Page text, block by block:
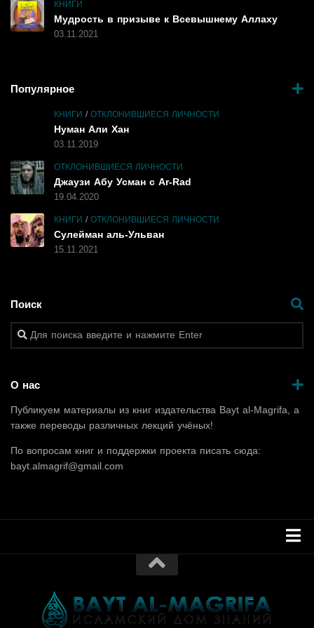
КНИГИ
Мудрость в призыве к Всевышнему Аллаху
03.11.2021
Популярное
КНИГИ /ОТКЛОНИВШИЕСЯ ЛИЧНОСТИ
Нуман Али Хан
03.11.2019
ОТКЛОНИВШИЕСЯ ЛИЧНОСТИ
Джаузи Абу Усман с Ar-Rad
19.04.2020
КНИГИ /ОТКЛОНИВШИЕСЯ ЛИЧНОСТИ
Сулейман аль-Ульван
15.11.2021
Поиск
О нас
Публикуем материалы из книг издательства Bayt al-Magrifa, а
также переводы различных лекций учёных!
По вопросам книг и поддержки проекта писать сюда:
bayt.almagrif@gmail.com
ПОМОЩЬ ПРОЕКТУ